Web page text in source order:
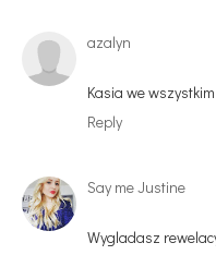
azalyn
Kasia we
Reply
Say me Justine
Wygladasz